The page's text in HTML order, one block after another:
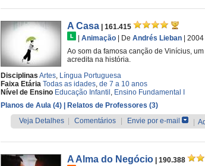
A Casa
| 161.415
Animação De Andrés Lieban | 2004
Ao som da famosa canção de Vinícius,
acredita na história.
Disciplinas Artes, Língua Portuguesa
Faixa Etária Todas as idades, de 7 a 10 anos
Nível de Ensino Educação Infantil , Ensino Fundamental I
Planos de Aula (4)
| Relatos de Professores (3)
Veja Detalhes
Comentários Envie por e-mail
A Alma do Negócio
| 190.388